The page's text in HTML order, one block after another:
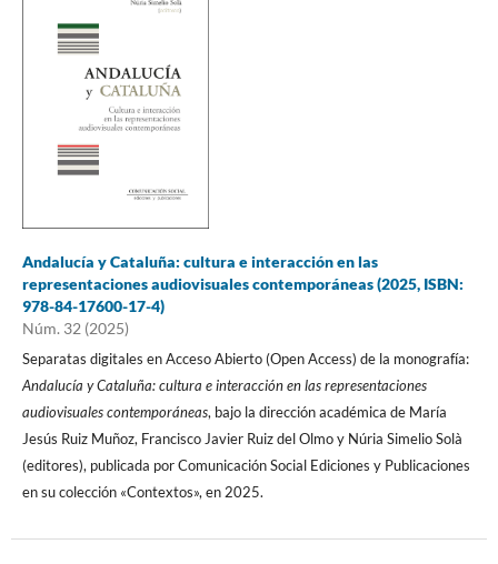
Andalucía y Cataluña: cultura e interacción en las
representaciones audiovisuales contemporáneas (2025, ISBN:
978-84-17600-17-4)
Núm. 32 (2025)
Separatas digitales en Acceso Abierto (Open Access) de la monografía:
Andalucía y Cataluña: cultura e interacción en las representaciones
audiovisuales contemporáneas, bajo la dirección académica de María
Jesús Ruiz Muñoz, Francisco Javier Ruiz del Olmo y Núria Simelio Solà
(editores), publicada por Comunicación Social Ediciones y Publicaciones
en su colección «Contextos», en 2025.